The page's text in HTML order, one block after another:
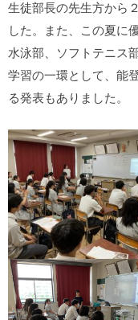
生徒部長の先生方から
した。また、この夏に
水泳部、ソフトテニス
学習の一環として、能
る発表もありました。